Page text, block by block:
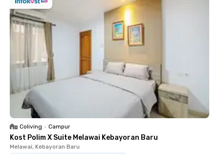
Coliving • Campur
Kost Polim X Suite Melawai Kebayoran Baru
Melawai, Kebayoran Baru